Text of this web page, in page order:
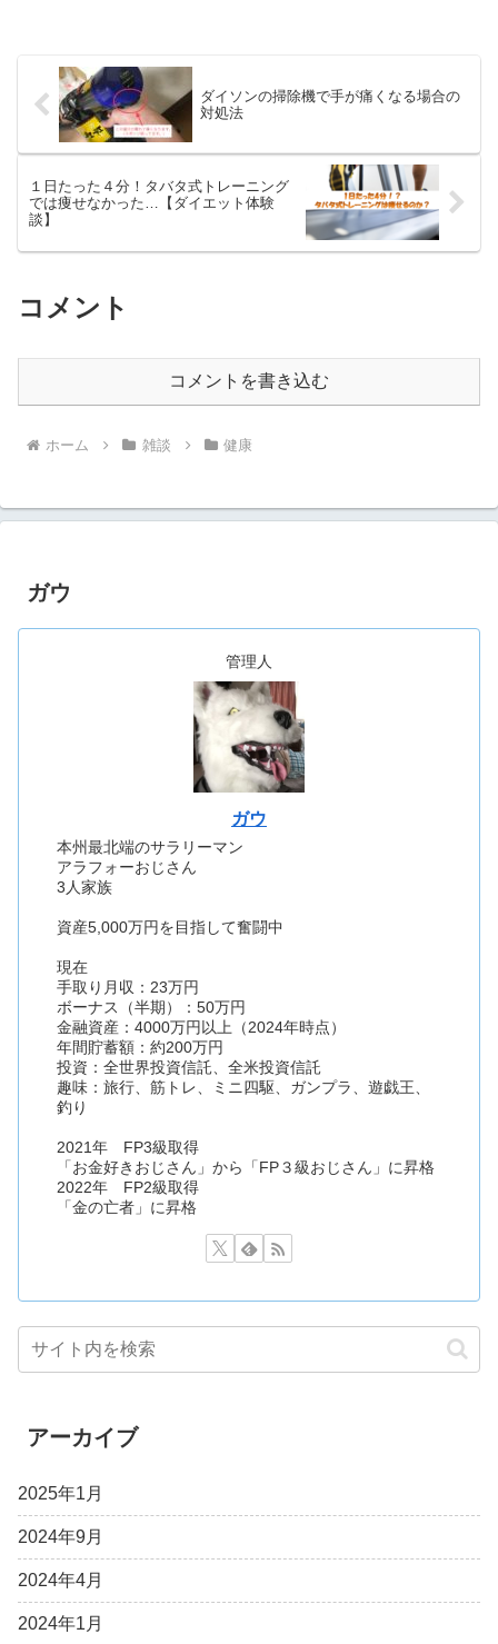
ダイソンの掃除機で手が痛くなる場合の
対処法
１日たった４分！タバタ式トレーニング
では痩せなかった…【ダイエット体験
談】
コメント
コメントを書き込む
ホーム 雑談 健康
ガウ
管理人
ガウ
本州最北端のサラリーマン
アラフォーおじさん
3人家族
資産5,000万円を目指して奮闘中
現在
手取り月収：23万円
ボーナス（半期）：50万円
金融資産：4000万円以上（2024年時点）
年間貯蓄額：約200万円
投資：全世界投資信託、全米投資信託
趣味：旅行、筋トレ、ミニ四駆、ガンプラ、遊戯王、
釣り
2021年 FP3級取得
「お金好きおじさん」から「FP３級おじさん」に昇格
2022年 FP2級取得
「金の亡者」に昇格
アーカイブ
2025年1月
2024年9月
2024年4月
2024年1月